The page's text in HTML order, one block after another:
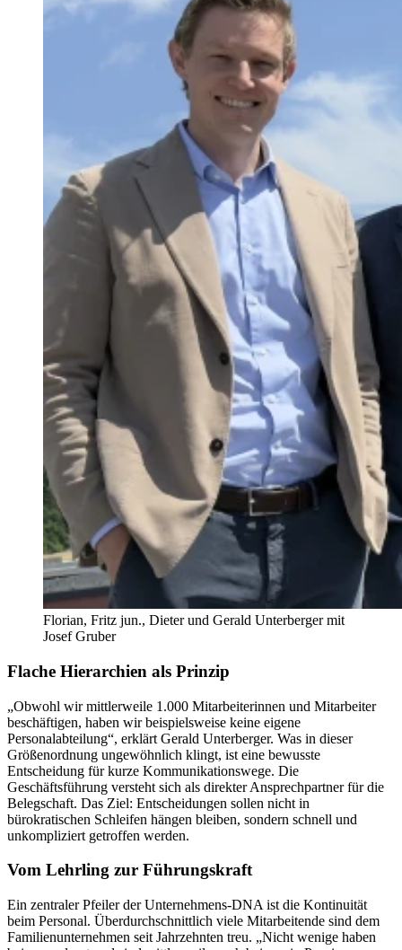
Florian, Fritz jun., Dieter und Gerald Unterberger mit
Josef Gruber
Flache Hierarchien als Prinzip
„Obwohl wir mittlerweile 1.000 Mitarbeiterinnen und Mitarbeiter
beschäftigen, haben wir beispielsweise keine eigene
Personalabteilung“, erklärt Gerald Unterberger. Was in dieser
Größenordnung ungewöhnlich klingt, ist eine bewusste
Entscheidung für kurze Kommunikationswege. Die
Geschäftsführung versteht sich als direkter Ansprechpartner für die
Belegschaft. Das Ziel: Entscheidungen sollen nicht in
bürokratischen Schleifen hängen bleiben, sondern schnell und
unkompliziert getroffen werden.
Vom Lehrling zur Führungskraft
Ein zentraler Pfeiler der Unternehmens-DNA ist die Kontinuität
beim Personal. Überdurchschnittlich viele Mitarbeitende sind dem
Familienunternehmen seit Jahrzehnten treu. „Nicht wenige haben